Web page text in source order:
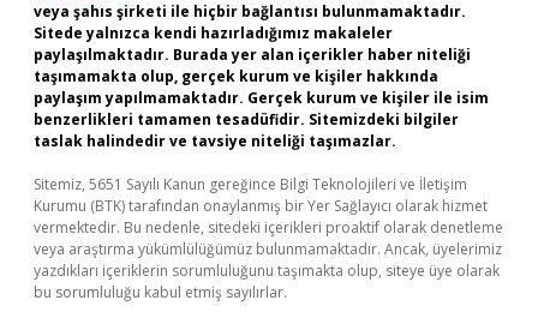
veya şahıs şirketi ile hiçbir bağlantısı bulunmamaktadır.
Sitede yalnızca kendi hazırladığımız makaleler
paylaşılmaktadır. Burada yer alan içerikler haber niteliği
taşımamakta olup, gerçek kurum ve kişiler hakkında
paylaşım yapılmamaktadır. Gerçek kurum ve kişiler ile isim
benzerlikleri tamamen tesadüfidir. Sitemizdeki bilgiler
taslak halindedir ve tavsiye niteliği taşımazlar.
Sitemiz, 5651 Sayılı Kanun gereğince Bilgi Teknolojileri ve İletişim
Kurumu (BTK) tarafından onaylanmış bir Yer Sağlayıcı olarak hizmet
vermektedir. Bu nedenle, sitedeki içerikleri proaktif olarak denetleme
veya araştırma yükümlülüğümüz bulunmamaktadır. Ancak, üyelerimiz
yazdıkları içeriklerin sorumluluğunu taşımakta olup, siteye üye olarak
bu sorumluluğu kabul etmiş sayılırlar.